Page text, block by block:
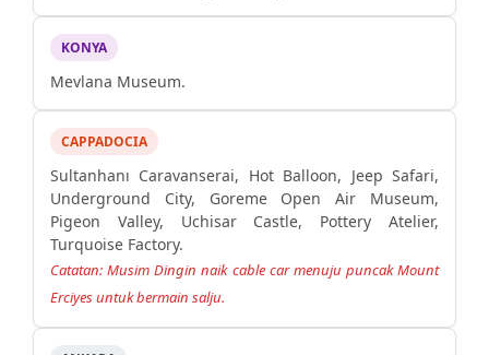
KONYA
Mevlana Museum.
CAPPADOCIA
Sultanhanı Caravanserai, Hot Balloon, Jeep Safari,
Underground City, Goreme Open Air Museum,
Pigeon Valley, Uchisar Castle, Pottery Atelier,
Turquoise Factory.
Catatan: Musim Dingin naik cable car menuju puncak Mount
Erciyes untuk bermain salju.